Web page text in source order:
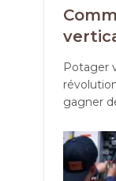
Potager
gagner